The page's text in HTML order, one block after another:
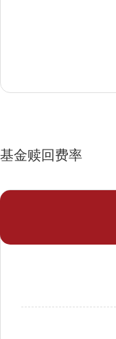
基金赎回费率